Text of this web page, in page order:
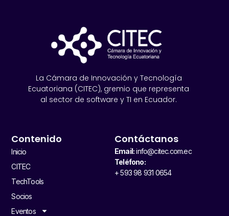
La Cámara de Innovación y Tecnología
Ecuatoriana (CITEC), gremio que representa
al sector de software y TI en Ecuador.
Contenido
Inicio
CITEC
TechTools
Socios
Eventos
Contáctanos
Email:info@citec.com.ec
Teléfono:
+ 593 98 931 0654